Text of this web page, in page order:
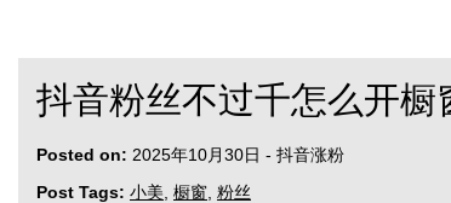
抖音粉丝不过千怎么开
Posted on: 2025年10月30日 - 抖音涨粉
Post Tags: 小美 橱窗 粉丝